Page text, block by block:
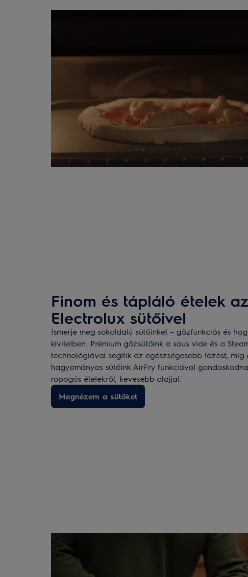
Finom és tápláló ételek az
Electrolux sütőivel
Ismerje meg sokoldalú sütőinket – gőzfunkciós és
kivitelben. Prémium gőzsütőink a sous vide és a
technológiával segítik az egészségesebb főzést, míg
hagyományos sütőink AirFry funkcióval
ropogós ételekről, kevesebb olajjal.
Megnézem a sütőket